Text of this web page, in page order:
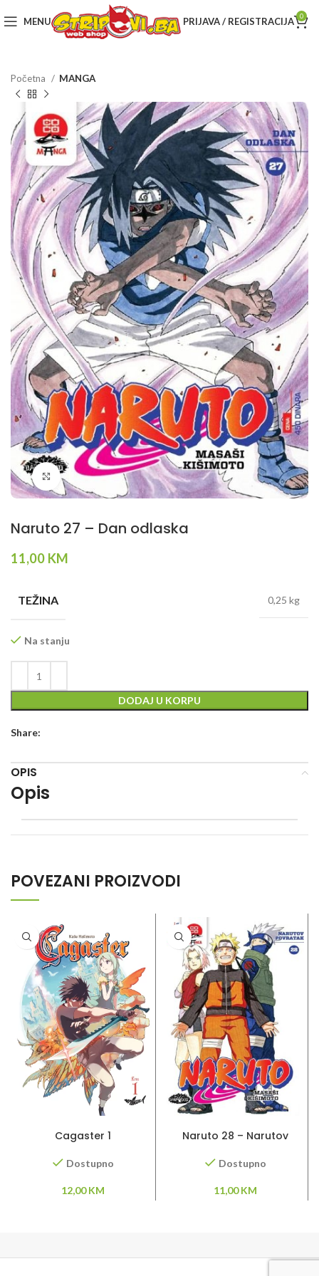
MENU PRIJAVA / REGISTRACIJA 0
Početna MANGA
Klikni da povečaš
Naruto 27 – Dan odlaska
11,00 KM
TEŽINA 0,25 kg
Na stanju
DODAJ U KORPU
Share:
OPIS
Opis
POVEZANI PROIZVODI
Cagaster 1
Dostupno
12,00KM
Naruto 28 – Narutov
Dostupno
11,00KM